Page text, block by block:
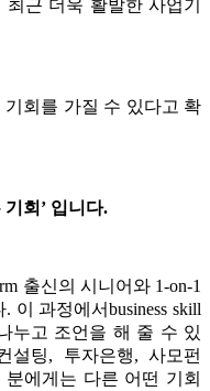
근 더욱 활발한 사업기
기회를 가질 수 있다고 확
기회 ’ 입니다.
출신의 시니어와 1-on-1
이 과정에서business skill
누고 조언을 해 줄 수 있
설팅, 투자은행, 사모펀
분에게는 다른 어떤 기회